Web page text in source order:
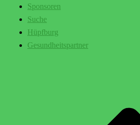
Sponsoren
Suche
Hüpfburg
Gesundheitspartner